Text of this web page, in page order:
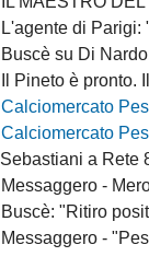
L'agente di Parigi: "Il giocatore è
Buscè su Di Nardo:
Il Pineto è pronto. Il ds
Calciomercato Pescara, il
Calciomercato Pescara,
Sebastiani a Rete 8: "Lo stadio ha
Messaggero - Merola
Buscè: "Ritiro
Messaggero -